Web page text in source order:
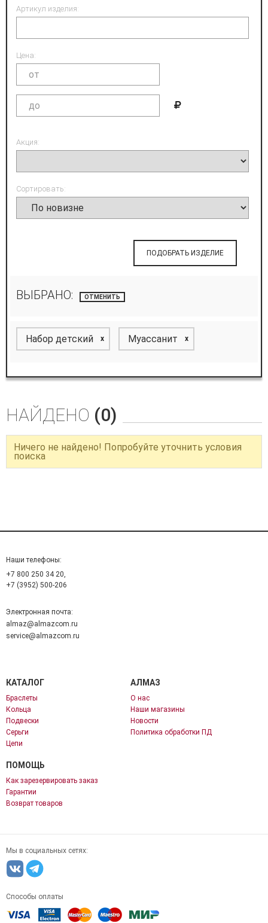
Артикул изделия:
Цена:
Акция:
Сортировать:
ПОДОБРАТЬ ИЗДЕЛИЕ
ВЫБРАНО: ОТМЕНИТЬ
Набор детский x Муассанит x
НАЙДЕНО (0)
Ничего не найдено! Попробуйте уточнить условия
поиска
Наши телефоны:
+7 800 250 34 20,
+7 (3952) 500-206
Электронная почта:
almaz@almazcom.ru
service@almazcom.ru
КАТАЛОГ
Браслеты
Кольца
Подвески
Серьги
Цепи
АЛМАЗ
О нас
Наши магазины
Новости
Политика обработки ПД
ПОМОЩЬ
Как зарезервировать заказ
Гарантии
Возврат товаров
Мы в социальных сетях:
Способы оплаты